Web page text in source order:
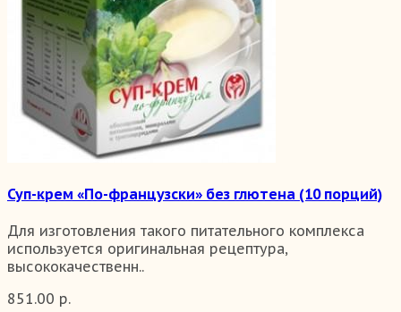
Суп-крем «По-французски» без глютена (10 порций)
Для изготовления такого питательного комплекса
используется оригинальная рецептура,
высококачественн..
851.00 р.